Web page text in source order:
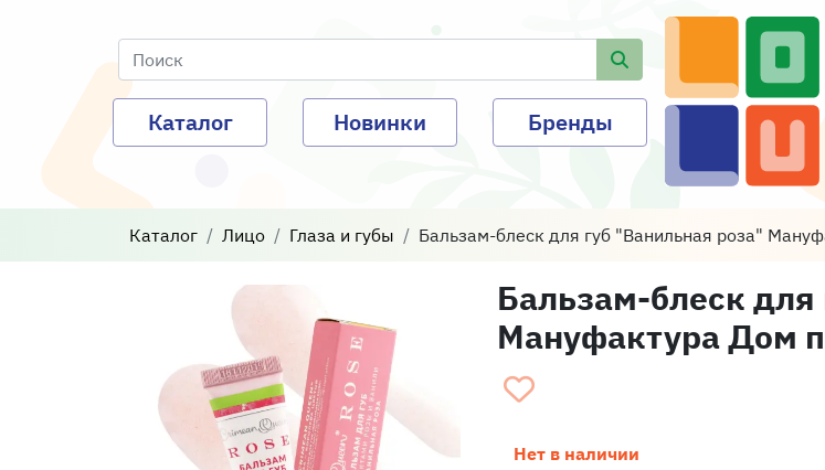
Каталог Новинки Бренды
Каталог Лицо Глаза и губы Бальзам-блеск для губ "Ванильная роза"
Бальзам-блеск
Мануфактура Дом
Нет в наличии